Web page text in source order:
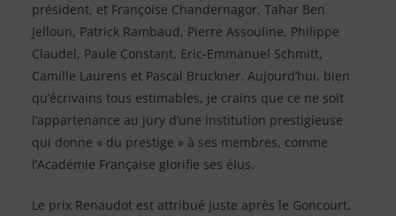
président, et Françoise Chandernagor, Tahar Ben
Jelloun, Patrick Rambaud, Pierre Assouline, Philippe
Claudel, Paule Constant, Eric-Emmanuel Schmitt,
Camille Laurens et Pascal Bruckner. Aujourd’hui, bien
qu’écrivains tous estimables, je crains que ce ne soit
l’appartenance au jury d’une institution prestigieuse
qui donne « du prestige » à ses membres, comme
l’Académie Française glorifie ses élus.
Le prix Renaudot est attribué juste après le Goncourt,